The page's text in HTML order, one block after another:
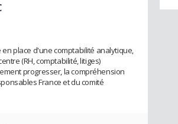
place d'une comptabilité analytique,
(RH, comptabilité, litiges)
progresser, la compréhension
France et du comité